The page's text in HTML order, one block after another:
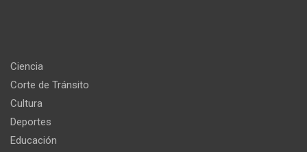
Ciencia
Corte de Tránsito
Cultura
Deportes
Educación